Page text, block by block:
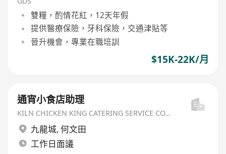
雙糧，酌情花紅，12天年假
提供醫療保險，牙科保險，交通津貼等
晉升機會，專業在職培訓
$15K-22K/月
通宵小食店助理
KILN CHICKEN KING CATERING SERVICE CO.,LIMITED
九龍城, 何文田
工作日面議